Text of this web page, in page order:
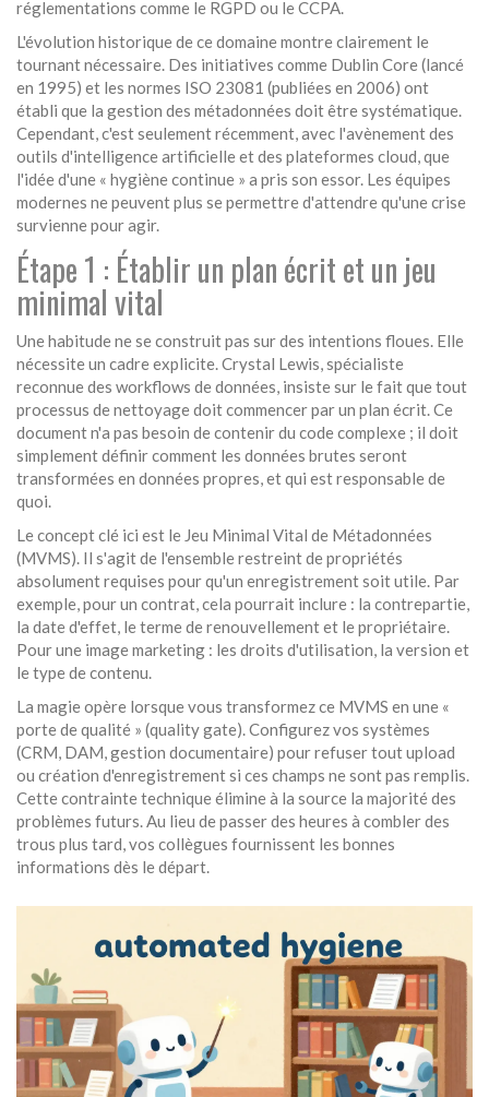
réglementations comme le RGPD ou le CCPA.
L'évolution historique de ce domaine montre clairement le
tournant nécessaire. Des initiatives comme Dublin Core (lancé
en 1995) et les normes ISO 23081 (publiées en 2006) ont
établi que la gestion des métadonnées doit être systématique.
Cependant, c'est seulement récemment, avec l'avènement des
outils d'intelligence artificielle et des plateformes cloud, que
l'idée d'une « hygiène continue » a pris son essor. Les équipes
modernes ne peuvent plus se permettre d'attendre qu'une crise
survienne pour agir.
Étape 1 : Établir un plan écrit et un jeu
minimal vital
Une habitude ne se construit pas sur des intentions floues. Elle
nécessite un cadre explicite. Crystal Lewis, spécialiste
reconnue des workflows de données, insiste sur le fait que tout
processus de nettoyage doit commencer par un plan écrit. Ce
document n'a pas besoin de contenir du code complexe ; il doit
simplement définir comment les données brutes seront
transformées en données propres, et qui est responsable de
quoi.
Le concept clé ici est le Jeu Minimal Vital de Métadonnées
(MVMS). Il s'agit de l'ensemble restreint de propriétés
absolument requises pour qu'un enregistrement soit utile. Par
exemple, pour un contrat, cela pourrait inclure : la contrepartie,
la date d'effet, le terme de renouvellement et le propriétaire.
Pour une image marketing : les droits d'utilisation, la version et
le type de contenu.
La magie opère lorsque vous transformez ce MVMS en une «
porte de qualité » (quality gate). Configurez vos systèmes
(CRM, DAM, gestion documentaire) pour refuser tout upload
ou création d'enregistrement si ces champs ne sont pas remplis.
Cette contrainte technique élimine à la source la majorité des
problèmes futurs. Au lieu de passer des heures à combler des
trous plus tard, vos collègues fournissent les bonnes
informations dès le départ.